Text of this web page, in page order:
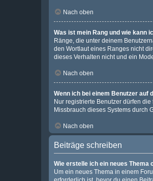
Nach oben
Was ist mein Rang und wie kann
Ränge, die unter deinem
den Wortlaut eines Ranges nicht
dieses Verhalten nicht und ein
Nach oben
Wenn ich bei einem Benutzer auf
Nur registrierte Benutzer dürfen
Missbrauch dieses Systems durch
Nach oben
Beiträge schreiben
Wie erstelle ich ein neues Thema
Um ein neues Thema in einem